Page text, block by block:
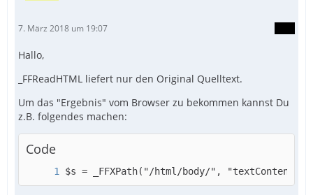
7. März 2018 um 19:07
Hallo,
_FFReadHTML liefert nur den Original Quelltext.
Um das "Ergebnis" vom Browser zu bekommen kannst Du
z.B. folgendes machen:
Code
$s = _FFXPath("/html/body/", "textContent",